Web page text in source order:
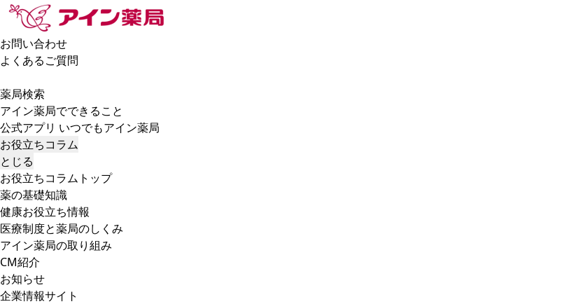
お問い合わせ
よくあるご質問
薬局検索
アイン薬局でできること
公式アプリ いつでもアイン薬局
お役立ちコラム
とじる
お役立ちコラムトップ
薬の基礎知識
健康お役立ち情報
医療制度と薬局のしくみ
アイン薬局の取り組み
CM紹介
お知らせ
企業情報サイト